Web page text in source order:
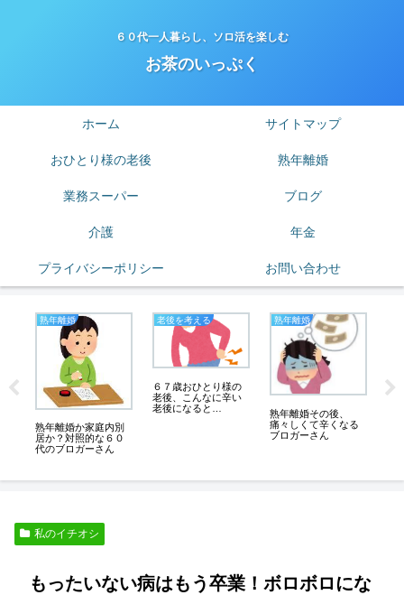
６０代一人暮らし、ソロ活を楽しむ
お茶のいっぷく
ホーム サイトマップ
おひとり様の老後 熟年離婚
業務スーパー ブログ
介護 年金
プライバシーポリシー お問い合わせ
膝
熟年離婚
熟年離婚か家庭内別
居か？対照的な６０
代のブロガーさん
老後を考える
６７歳おひとり様の
老後、こんなに辛い
老後になると
熟年離婚
熟年離婚その後、
痛々しくて辛くなる
ブロガーさん
未
年
私のイチオシ
もったいない病はもう卒業！ボロボロにな